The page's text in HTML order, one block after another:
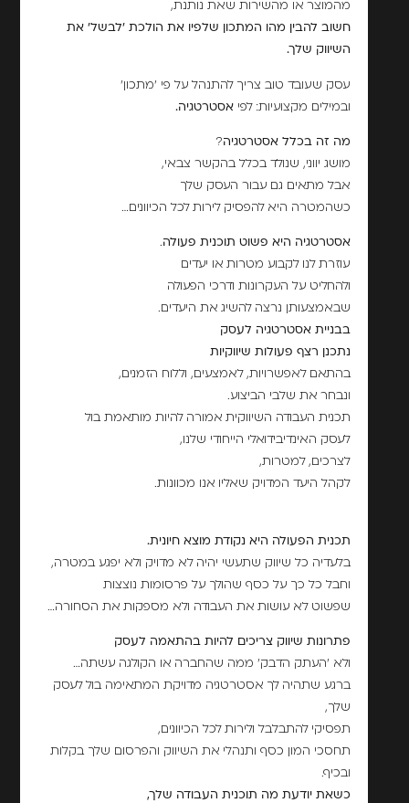
מהמוצר או מהשירות שאת נותנת,
חשוב להבין מהו המתכון שלפיו את הולכת 'לבשל' את
השיווק שלך.
עסק שעובד טוב צריך להתנהל על פי 'מתכון'
ובמילים מקצועיות: לפי אסטרטגיה.
מה זה בכלל אסטרטגיה?
מושג יווני, שנולד בכלל בהקשר צבאי,
אבל מתאים גם עבור העסק שלך
כשהמטרה היא להפסיק לירות לכל הכיוונים…
אסטרטגיה היא פשוט תוכנית פעולה.
עוזרת לנו לקבוע מטרות או יעדים
ולהחליט על העקרונות ודרכי הפעולה
שבאמצעותן נרצה להשיג את היעדים.
בבניית אסטרטגיה לעסק
נתכנן רצף פעולות שיווקיות
בהתאם לאפשרויות, לאמצעים, וללוח הזמנים,
ונבחר את שלבי הביצוע.
תכנית העבודה השיווקית אמורה להיות מותאמת בול
לעסק האינדיבידואלי הייחודי שלנו,
לצרכים, למטרות,
לקהל היעד המדויק שאליו אנו מכוונות.
תכנית הפעולה היא נקודת מוצא חיונית.
בלעדיה כל שיווק שתעשי יהיה לא מדויק ולא יפגע במטרה,
וחבל כל כך על כסף שהולך על פרסומות נוצצות
שפשוט לא עושות את העבודה ולא מספקות את הסחורה…
פתרונות שיווק צריכים להיות בהתאמה לעסק
ולא 'העתק הדבק' ממה שהחברה או הקולגה עשתה…
ברגע שתהיה לך אסטרטגיה מדויקת המתאימה בול לעסק
שלך,
תפסיקי להתבלבל ולירות לכל הכיוונים,
תחסכי המון כסף ותנהלי את השיווק והפרסום שלך בקלות
ובכיף.
כשאת יודעת מה תוכנית העבודה שלך,